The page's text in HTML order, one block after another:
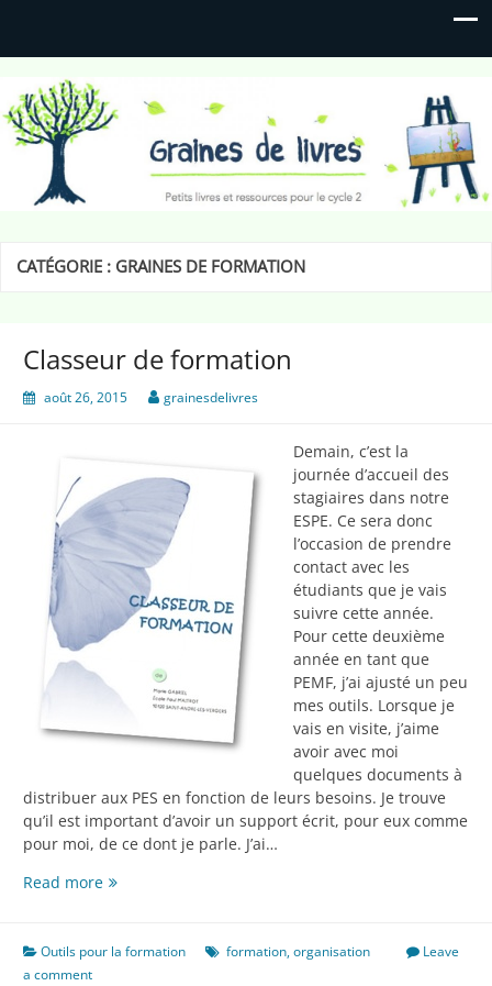
Graines de livres
Petits livres et ressources pour le cycle 2
CATÉGORIE : GRAINES DE FORMATION
Classeur de formation
août 26, 2015 grainesdelivres
Demain, c’est la
journée d’accueil des
stagiaires dans notre
ESPE. Ce sera donc
l’occasion de prendre
contact avec les
étudiants que je vais
suivre cette année.
Pour cette deuxième
année en tant que
PEMF, j’ai ajusté un peu
mes outils. Lorsque je
vais en visite, j’aime
avoir avec moi
quelques documents à
distribuer aux PES en fonction de leurs besoins. Je trouve
qu’il est important d’avoir un support écrit, pour eux comme
pour moi, de ce dont je parle. J’ai…
Read moreClasseur
Outils pour la formation formation,organisation
Leave
a comment